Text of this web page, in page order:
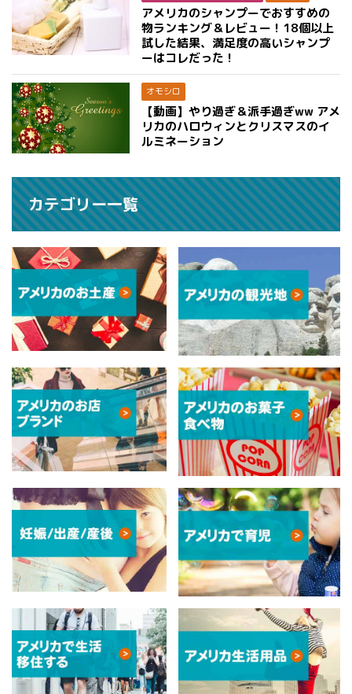
アメリカのシャンプーでおすすめの
物ランキング＆レビュー！18個以上
試した結果、満足度の高いシャンプ
ーはコレだった！
オモシロ
【動画】やり過ぎ＆派手過ぎww アメ
リカのハロウィンとクリスマスのイ
ルミネーション
カテゴリー一覧